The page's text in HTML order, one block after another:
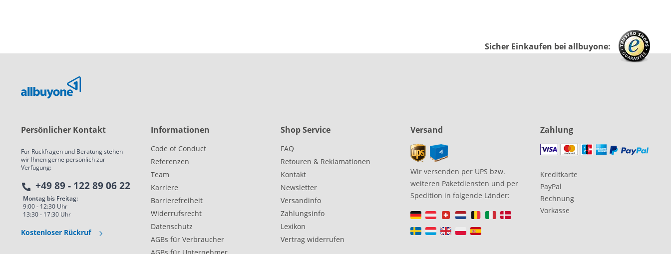
Sicher Einkaufen bei allbuyone:
Persönlicher Kontakt
Für Rückfragen und Beratung stehen
wir Ihnen gerne persönlich zur
Verfügung:
+49 89 - 122 89 06 22
Montag bis Freitag:
9:00 - 12:30 Uhr
13:30 - 17:30 Uhr
Kostenloser Rückruf
Informationen
Code of Conduct
Referenzen
Team
Karriere
Barrierefreiheit
Widerrufsrecht
Datenschutz
AGBs für Verbraucher
Shop Service
FAQ
Retouren & Reklamationen
Kontakt
Newsletter
Versandinfo
Zahlungsinfo
Lexikon
Vertrag widerrufen
Versand
Wir versenden per UPS bzw.
weiteren Paketdiensten und per
Spedition in folgende Länder:
Zahlung
Kreditkarte
PayPal
Rechnung
Vorkasse